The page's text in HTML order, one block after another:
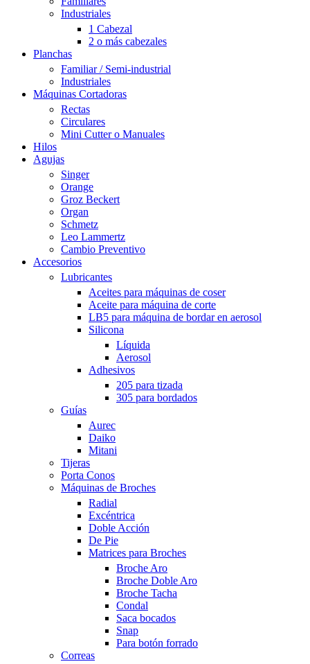
Industriales
1 Cabezal
2 o más cabezales
Planchas
Familiar / Semi-industrial
Industriales
Máquinas Cortadoras
Rectas
Circulares
Mini Cutter o Manuales
Hilos
Agujas
Singer
Orange
Groz Beckert
Organ
Schmetz
Leo Lammertz
Cambio Preventivo
Accesorios
Lubricantes
Aceites para máquinas de coser
Aceite para máquina de corte
LB5 para máquina de bordar en aerosol
Silicona
Líquida
Aerosol
Adhesivos
205 para tizada
305 para bordados
Guías
Aurec
Daiko
Mitani
Tijeras
Porta Conos
Máquinas de Broches
Radial
Excéntrica
Doble Acción
De Pie
Matrices para Broches
Broche Aro
Broche Doble Aro
Broche Tacha
Condal
Saca bocados
Snap
Para botón forrado
Correas